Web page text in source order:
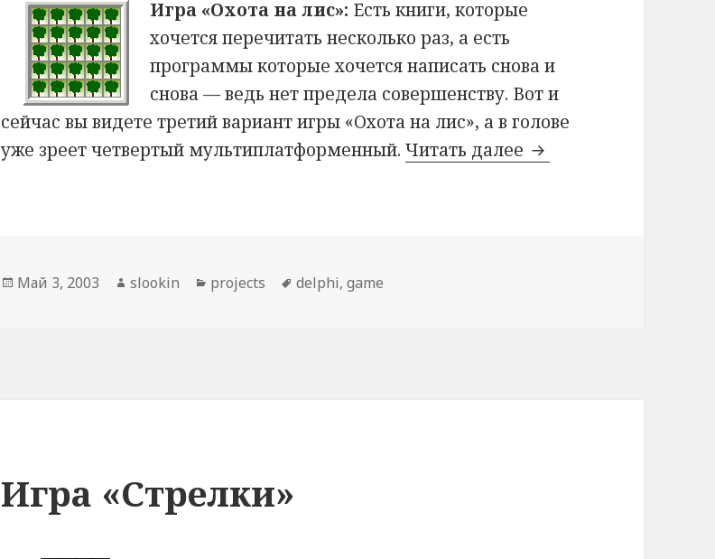
Игра «Охота на лис»: Есть книги, которые
хочется перечитать несколько раз, а есть
программы которые хочется написать снова и
снова — ведь нет предела совершенству. Вот и
сейчас вы видете третий вариант игры «Охота на лис», а в голове
уже зреет четвертый мультиплатформенный.Читать далее Игра «Охота на лис»
Опубликовано
Май 3, 2003 Автор
slookin Рубрики
projects Метки
delphi,game
Игра «Стрелки»